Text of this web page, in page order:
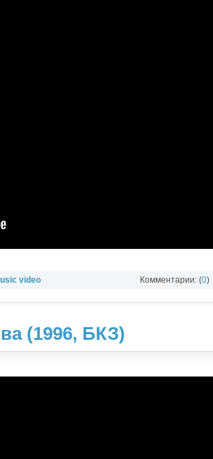
Комментарии: (0)
video
(1996, БКЗ)